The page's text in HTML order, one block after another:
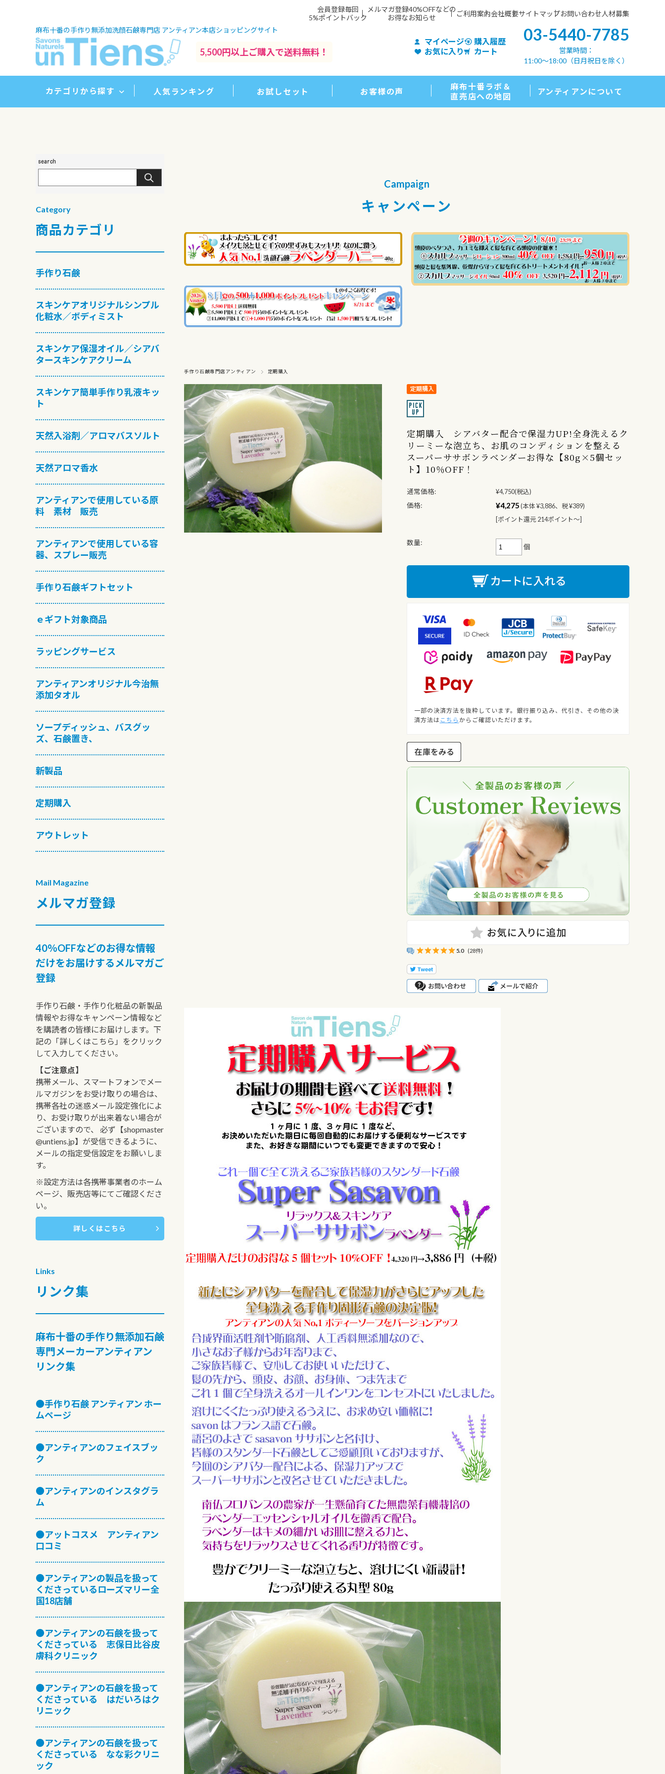
会員登録毎回
5%ポイントバック
メルマガ登録40%OFFなどの
お得なお知らせ
ご利用案内会社概要サイトマップお問い合わせ人材募集
麻布十番の手作り無添加洗顔石鹸専門店 アンティアン本店ショッピングサイト
5,500円以上ご購入で送料無料！
マイページ
購入履歴
お気に入り
カート
03-5440-7785
営業時間：
11:00〜18:00（日月祝日を除く）
カテゴリから探す 人気ランキング お試しセット お客様の声
麻布十番ラボ＆
直売店への地図
アンティアンについて
Campaign
キャンペーン
手作り石鹸専門店アンティアン 定期購入
定期購入 シアバター配合で保湿力UP!全身洗えるク
リーミーな泡立ち、お肌のコンディションを整える
スーパーササボンラベンダーお得な【80g×5個セッ
ト】10％OFF！
通常価格: ¥4,750(税込)
価格:
¥4,275(本体 ¥3,886、税 ¥389)
[ポイント還元 214ポイント〜]
数量:
個
一部の決済方法を抜粋しています。銀行振り込み、代引き、その他の決
済方法は こちら からご確認いただけます。
5.0 (28件)
Category
商品カテゴリ
手作り石鹸
スキンケアオリジナルシンプル
化粧水／ボディミスト
スキンケア保湿オイル／シアバ
タースキンケアクリーム
スキンケア簡単手作り乳液キッ
ト
天然入浴剤／アロマバスソルト
天然アロマ香水
アンティアンで使用している原
料 素材 販売
アンティアンで使用している容
器、スプレー販売
手作り石鹸ギフトセット
ｅギフト対象商品
ラッピングサービス
アンティアンオリジナル今治無
添加タオル
ソープディッシュ、バスグッ
ズ、石鹸置き、
新製品
定期購入
アウトレット
Mail Magazine
メルマガ登録
40％OFFなどのお得な情報
だけをお届けするメルマガご
登録
手作り石鹸・手作り化粧品の新製品
情報やお得なキャンペーン情報など
を購読者の皆様にお届けします。下
記の「詳しくはこちら」をクリック
して入力してください。
【ご注意点】
携帯メール、スマートフォンでメー
ルマガジンをお受け取りの場合は、
携帯各社の迷惑メール設定強化によ
り、お受け取りが出来着ない場合が
ございますので、 必ず【shopmaster
@untiens.jp】が受信できるように、
メールの指定受信設定をお願いしま
す。
※設定方法は各携帯事業者のホーム
ページ、販売店等にてご確認くださ
い。
詳しくはこちら
Links
リンク集
麻布十番の手作り無添加石鹸
専門メーカーアンティアン
リンク集
●手作り石鹸 アンティアン ホー
ムページ
●アンティアンのフェイスブッ
ク
●アンティアンのインスタグラ
ム
●アットコスメ アンティアン
口コミ
●アンティアンの製品を扱って
くださっているローズマリー全
国18店舗
●アンティアンの石鹸を扱って
くださっている 志保日比谷皮
膚科クリニック
●アンティアンの石鹸を扱って
くださっている はだいろはク
リニック
●アンティアンの石鹸を扱って
くださっている なな彩クリニ
ック